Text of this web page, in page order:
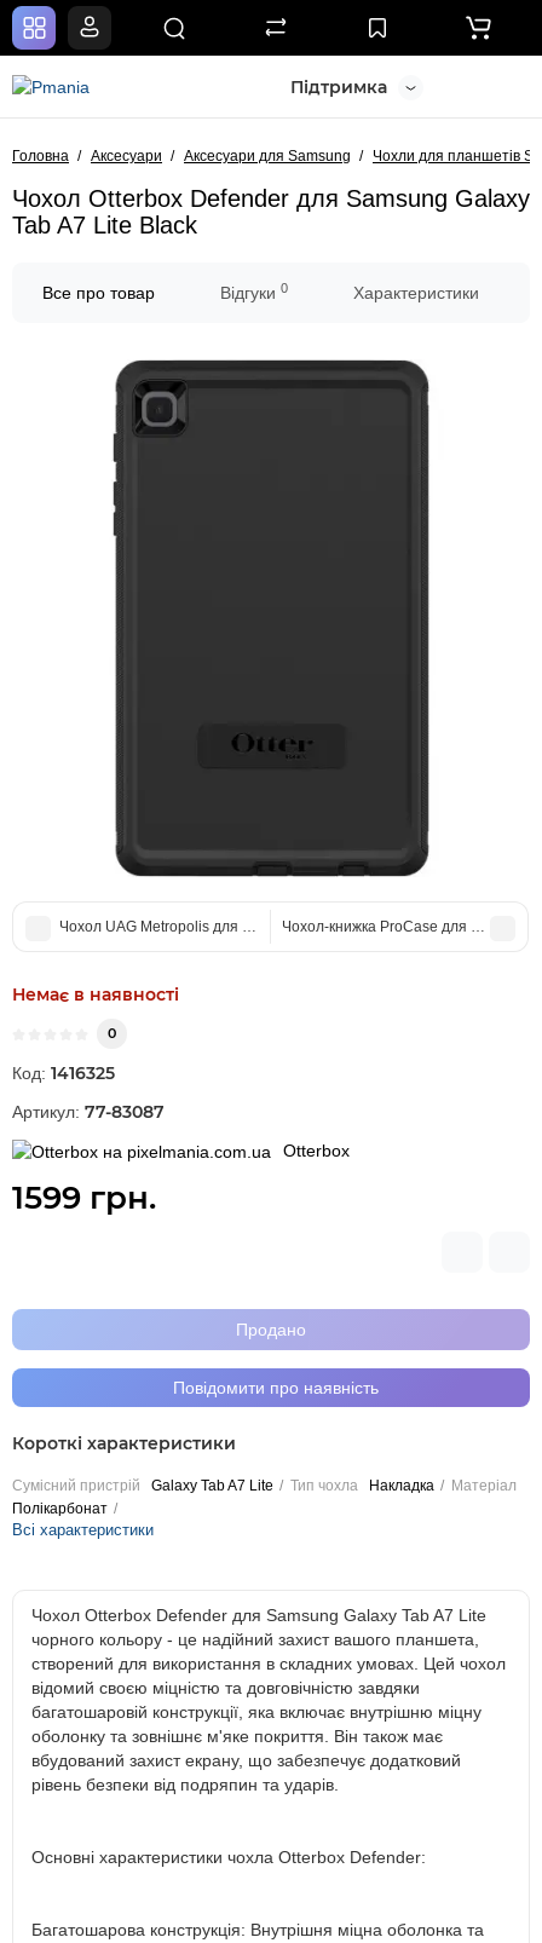
Підтримка
Головна Аксесуари Аксесуари для Samsung Чохли для планшетів
Чохол Otterbox Defender для Samsung Galaxy
Tab A7 Lite Black
Все про товар Відгуки 0 Характеристики
Чохол UAG Metropolis для Samsung Galaxy TAB S8 Ultra 14.6" Black
Чохол-книжка ProCase для Samsung
Немає в наявності
0
Код: 1416325
Артикул: 77-83087
Otterbox
1599 грн.
Продано
Повідомити про наявність
Короткі характеристики
Сумісний пристрій Galaxy Tab A7 Lite Тип чохла Накладка
Матеріал
Полікарбонат
Всі характеристики
Чохол Otterbox Defender для Samsung Galaxy Tab A7 Lite
чорного кольору - це надійний захист вашого планшета,
створений для використання в складних умовах. Цей чохол
відомий своєю міцністю та довговічністю завдяки
багатошаровій конструкції, яка включає внутрішню міцну
оболонку та зовнішнє м'яке покриття. Він також має
вбудований захист екрану, що забезпечує додатковий
рівень безпеки від подряпин та ударів.
Основні характеристики чохла Otterbox Defender:
Багатошарова конструкція: Внутрішня міцна оболонка та